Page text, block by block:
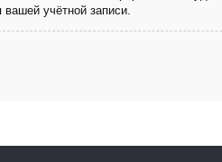
учётной записи.